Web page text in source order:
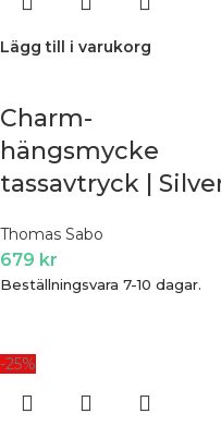
Lägg till i varukorg
Charm-
hängsmycke
tassavtryck |
Thomas Sabo
679 kr
Beställningsvara 7-10 dagar.
-25%